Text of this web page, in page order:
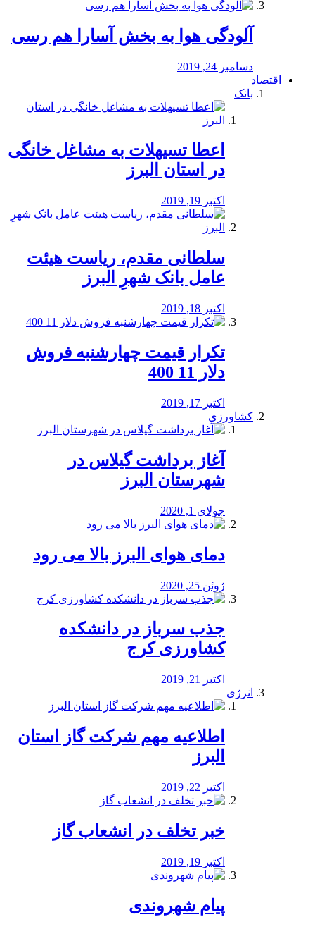
آلودگی هوا به بخش آسارا هم رسی
دسامبر 24, 2019
اقتصاد
بانک
️اعطا تسیهلات به مشاغل خانگی
در استان البرز
اکتبر 19, 2019
سلطانی مقدم، ریاست هیئت
عامل بانک شهرِ البرز
اکتبر 18, 2019
تکرار قیمت چهارشنبه فروش
دلار 11 400
اکتبر 17, 2019
کشاورزی
آغاز برداشت گیلاس در
شهرستان البرز
جولای 1, 2020
دمای هوای البرز بالا می رود
ژوئن 25, 2020
جذب سرباز در دانشکده
کشاورزی کرج
اکتبر 21, 2019
انرژی
️اطلاعیه مهم شرکت گاز استان
البرز
اکتبر 22, 2019
خبر تخلف در انشعاب گاز
اکتبر 19, 2019
پیام شهروندی